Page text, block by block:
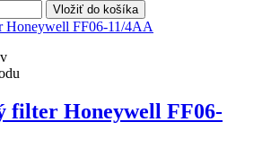
Vložiť do košíka
filter Honeywell FF06-